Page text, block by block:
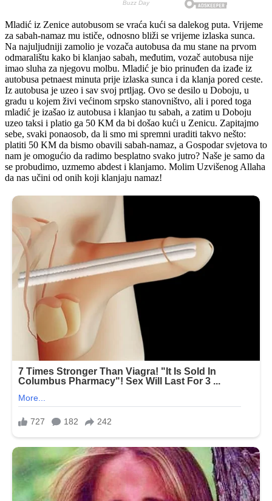
Mladić iz Zenice autobusom se vraća kući sa dalekog puta. Vrijeme
za sabah-namaz mu ističe, odnosno bliži se vrijeme izlaska sunca.
Na najuljudniji zamolio je vozača autobusa da mu stane na prvom
odmaralištu kako bi klanjao sabah, međutim, vozač autobusa nije
imao sluha za njegovu molbu. Mladić je bio prinuđen da izađe iz
autobusa petnaest minuta prije izlaska sunca i da klanja pored ceste.
Iz autobusa je uzeo i sav svoj prtljag. Ovo se desilo u Doboju, u
gradu u kojem živi većinom srpsko stanovništvo, ali i pored toga
mladić je izašao iz autobusa i klanjao tu sabah, a zatim u Doboju
uzeo taksi i platio ga 50 KM da bi došao kući u Zenicu. Zapitajmo
sebe, svaki ponaosob, da li smo mi spremni uraditi takvo nešto:
platiti 50 KM da bismo obavili sabah-namaz, a Gospodar svjetova to
nam je omogućio da radimo besplatno svako jutro? Naše je samo da
se probudimo, uzmemo abdest i klanjamo. Molim Uzvišenog Allaha
da nas učini od onih koji klanjaju namaz!